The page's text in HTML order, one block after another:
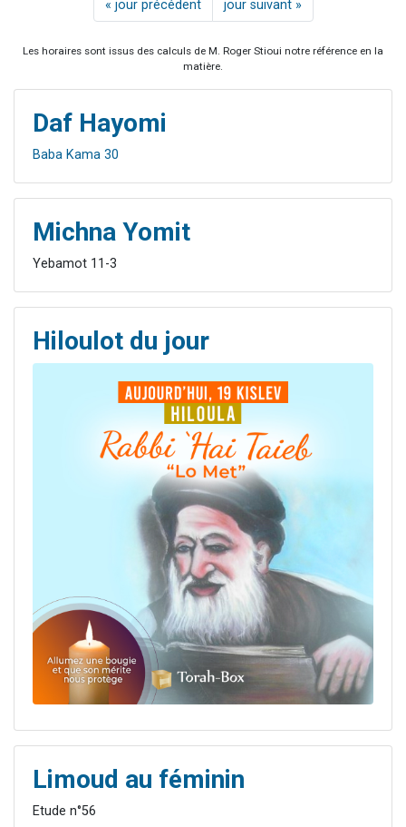
« jour précédent jour suivant »
Les horaires sont issus des calculs de M. Roger Stioui notre référence en la
matière.
Daf Hayomi
Baba Kama 30
Michna Yomit
Yebamot 11-3
Hiloulot du jour
Limoud au féminin
Etude n°56